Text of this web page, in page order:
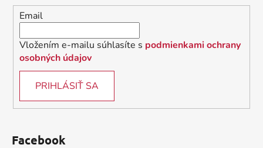
Email
Vložením e-mailu súhlasíte s podmienkami ochrany
osobných údajov
PRIHLÁSIŤ SA
Facebook